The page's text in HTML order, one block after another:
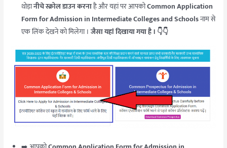
थोड़ानीचे स्क्रोल डाउन करनाहै और यहां पर आपकोCommon Application
Form for Admission in Intermediate Colleges and Schoolsनाम से
एक लिंक देखने को मिलेगा ।जैसा यहां दिखाया गया है । 👇👇